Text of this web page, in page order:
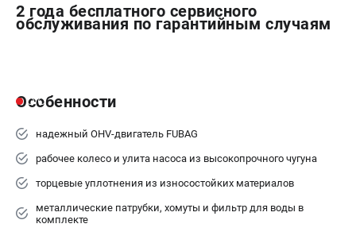
2 года бесплатного сервисного
обслуживания по гарантийным случаям
Особенности
надежный OHV-двигатель FUBAG
рабочее колесо и улита насоса из высокопрочного чугуна
торцевые уплотнения из износостойких материалов
металлические патрубки, хомуты и фильтр для воды в
комплекте